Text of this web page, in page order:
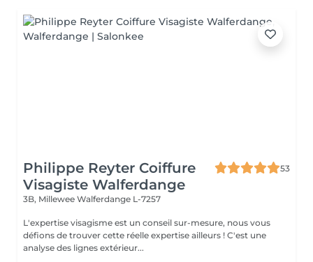
Philippe Reyter Coiffure
Visagiste Walferdange
53
3B, Millewee Walferdange L-7257
L'expertise visagisme est un conseil sur-mesure, nous vous
défions de trouver cette réelle expertise ailleurs ! C'est une
analyse des lignes extérieur...